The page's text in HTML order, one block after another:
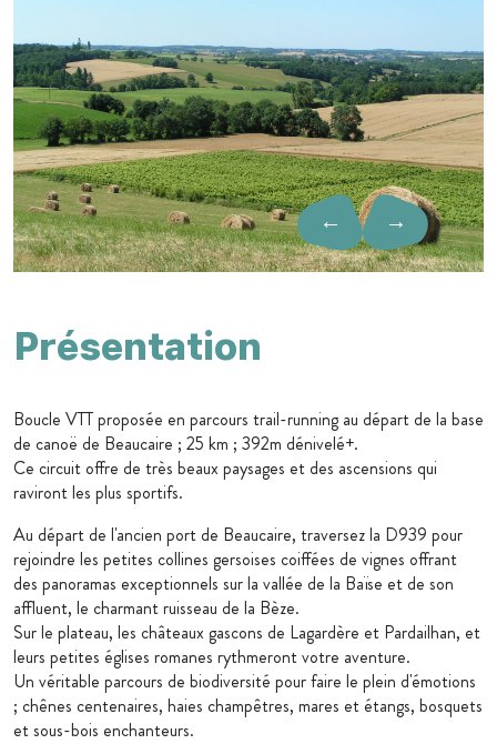
← →
Présentation
Boucle VTT proposée en parcours trail-running au départ de la base
de canoë de Beaucaire ; 25 km ; 392m dénivelé+.
Ce circuit offre de très beaux paysages et des ascensions qui
raviront les plus sportifs.
Au départ de l'ancien port de Beaucaire, traversez la D939 pour
rejoindre les petites collines gersoises coiffées de vignes offrant
des panoramas exceptionnels sur la vallée de la Baïse et de son
affluent, le charmant ruisseau de la Bèze.
Sur le plateau, les châteaux gascons de Lagardère et Pardailhan, et
leurs petites églises romanes rythmeront votre aventure.
Un véritable parcours de biodiversité pour faire le plein d'émotions
; chênes centenaires, haies champêtres, mares et étangs, bosquets
et sous-bois enchanteurs.